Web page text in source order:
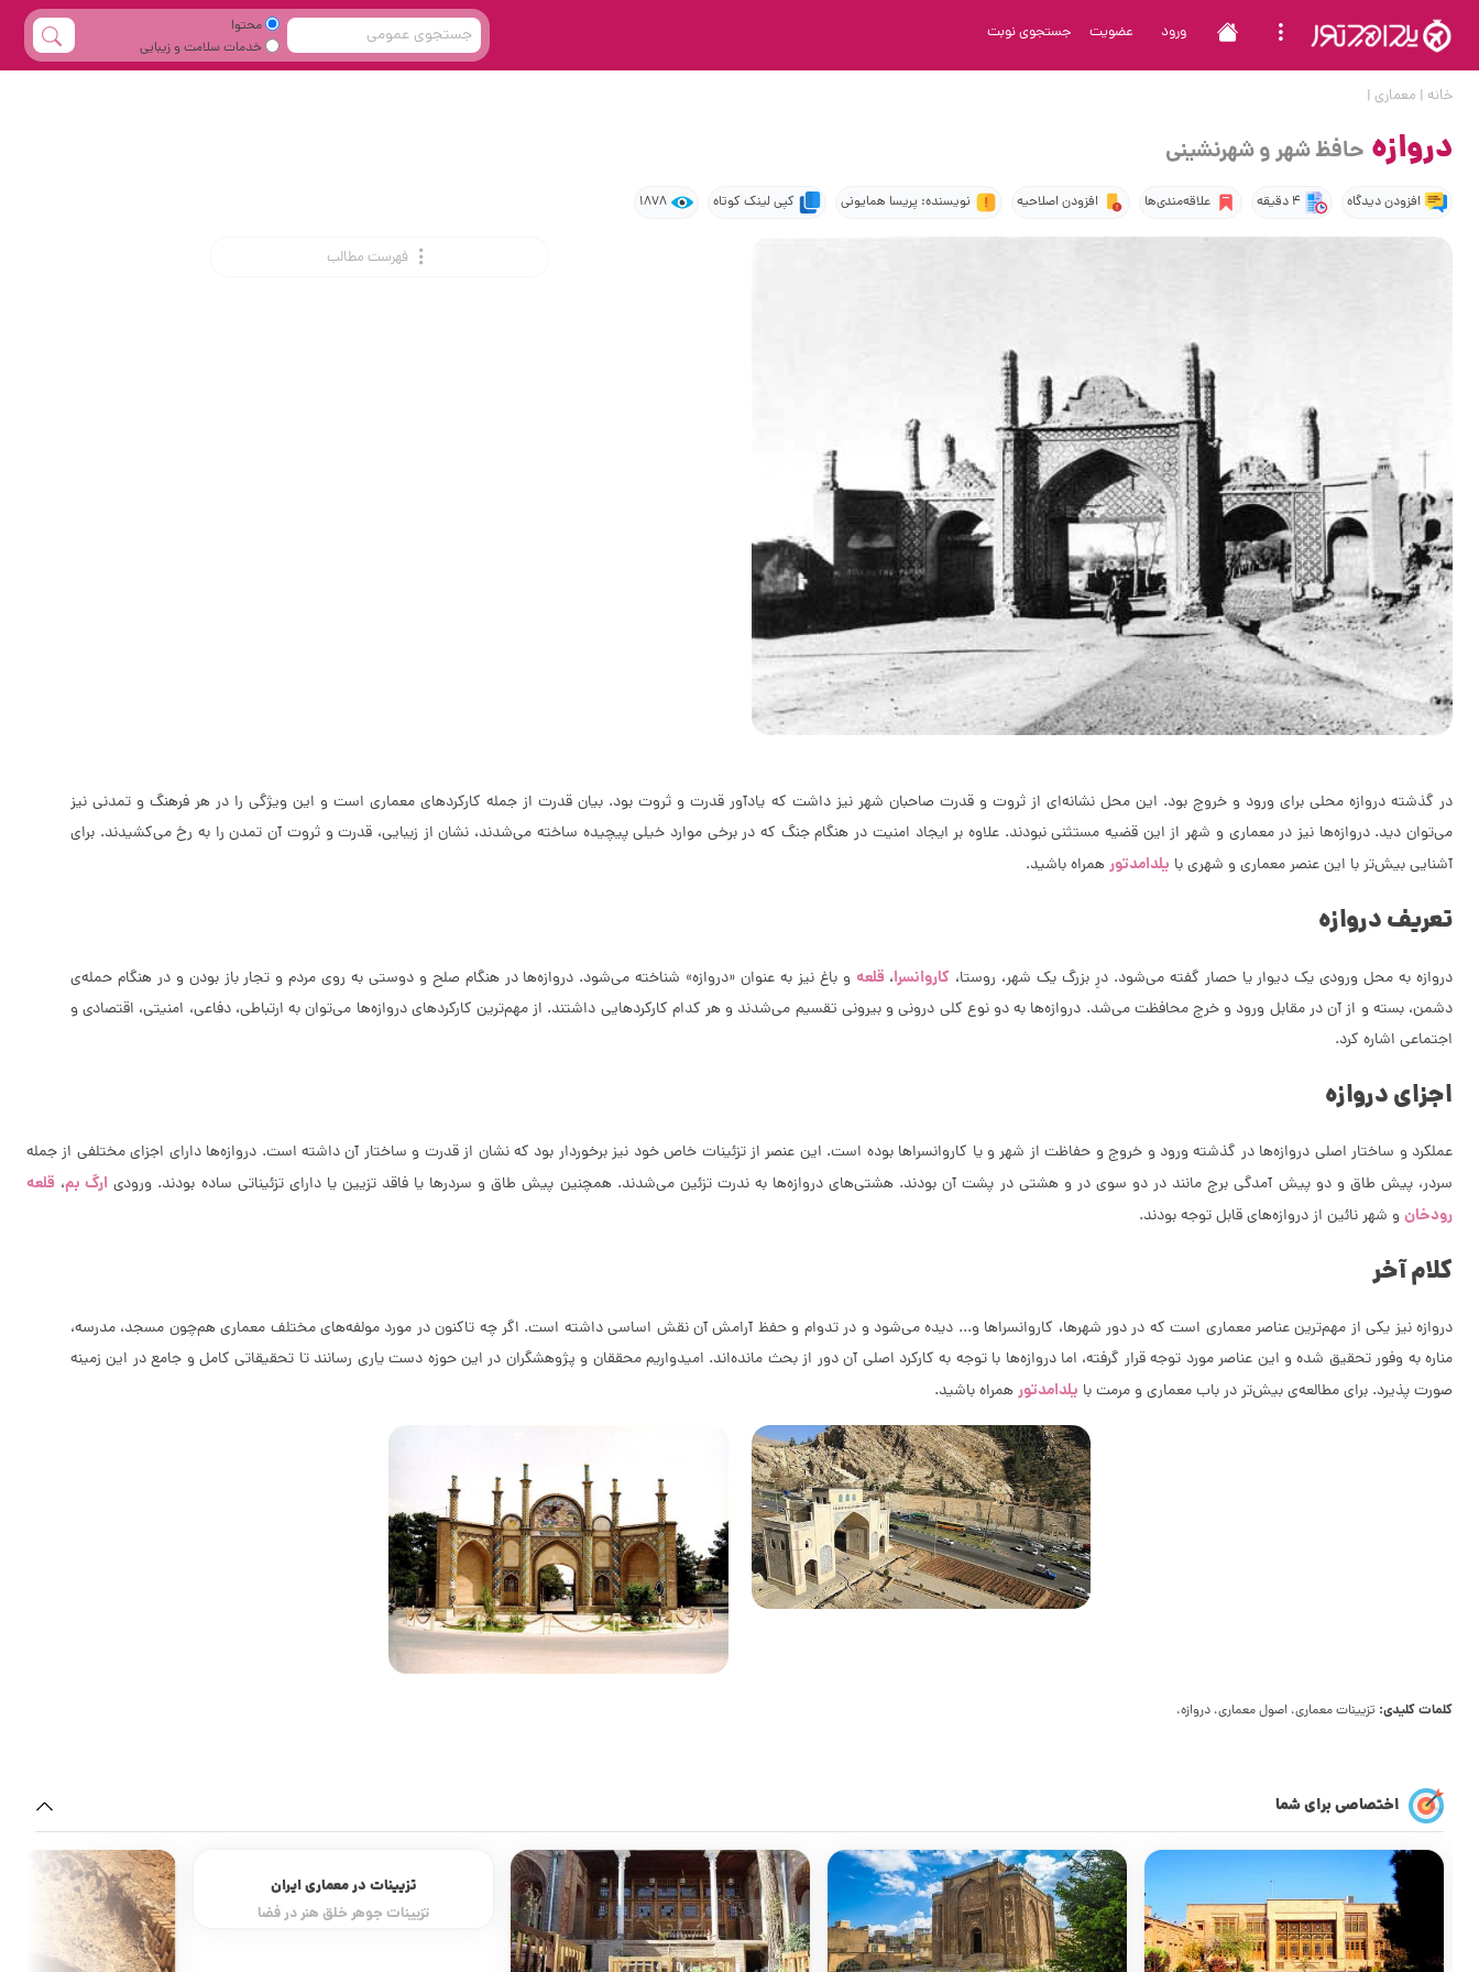
ورود عضویت جستجوی نوبت
محتوا
خدمات سلامت و زیبایی
خانه | معماری |
دروازه حافظ شهر و شهرنشینی
افزودن دیدگاه 4 دقیقه علاقه‌مندی‌ها افزودن اصلاحیه نویسنده: پریسا همایونی کپی لینک کوتاه 1878
فهرست مطالب
در گذشته دروازه محلی برای ورود و خروج بود. این محل نشانه‌ای از ثروت و قدرت صاحبان شهر نیز داشت که یادآور قدرت و ثروت بود. بیان قدرت از جمله کارکردهای معماری است و این ویژگی را در هر فرهنگ و تمدنی نیز
می‌توان دید. دروازه‌ها نیز در معماری و شهر از این قضیه مستثنی نبودند. علاوه بر ایجاد امنیت در هنگام جنگ که در برخی موارد خیلی پیچیده ساخته می‌شدند، نشان از زیبایی، قدرت و ثروت آن تمدن را به رخ می‌کشیدند. برای
آشنایی بیش‌تر با این عنصر معماری و شهری با یلدامدتورهمراه باشید.
تعریف دروازه
دروازه به محل ورودی یک دیوار یا حصار گفته می‌شود. درِ بزرگ یک شهر، روستا، کاروانسرا، قلعه و باغ نیز به عنوان «دروازه» شناخته می‌شود. دروازه‌ها در هنگام صلح و دوستی به روی مردم و تجار باز بودن و در هنگام حمله‌ی
دشمن، بسته و از آن در مقابل ورود و خرج محافظت می‌شد. دروازه‌ها به دو نوع کلی درونی و بیرونی تقسیم می‌شدند و هر کدام کارکردهایی داشتند. از مهم‌ترین کارکردهای دروازه‌ها می‌توان به ارتباطی، دفاعی، امنیتی، اقتصادی و
اجتماعی اشاره کرد.
اجزای دروازه
عملکرد و ساختار اصلی دروازه‌ها در گذشته ورود و خروج و حفاظت از شهر و یا کاروانسراها بوده است. این عنصر از تزئینات خاص خود نیز برخوردار بود که نشان از قدرت و ساختار آن داشته است. دروازه‌ها دارای اجزای مختلفی از جمله
سردر، پیش طاق و دو پیش آمدگی برج مانند در دو سوی در و هشتی در پشت آن بودند. هشتی‌های دروازه‌ها به ندرت تزئین می‌شدند. همچنین پیش طاق و سردرها یا فاقد تزیین یا دارای تزئیناتی ساده بودند. ورودی ارگ بم، قلعه
رودخانو شهر نائین از دروازه‌های قابل توجه بودند.
کلام آخر
دروازه نیز یکی از مهم‌ترین عناصر معماری است که در دور شهرها، کاروانسراها و... دیده می‌شود و در تدوام و حفظ آرامش آن نقش اساسی داشته است. اگر چه تاکنون در مورد مولفه‌های مختلف معماری هم‌چون مسجد، مدرسه،
مناره به وفور تحقیق شده و این عناصر مورد توجه قرار گرفته، اما دروازه‌ها با توجه به کارکرد اصلی آن دور از بحث مانده‌اند. امیدواریم محققان و پژوهشگران در این حوزه دست یاری رسانند تا تحقیقاتی کامل و جامع در این زمینه
صورت پذیرد. برای مطالعه‌ی بیش‌تر در باب معماری و مرمت با یلدامدتورهمراه باشید.
کلمات کلیدی: تزیینات معماری، اصول معماری، دروازه،
اختصاصی برای شما
تزیینات در معماری ایران
تزیینات جوهر خلق هنر در فضا